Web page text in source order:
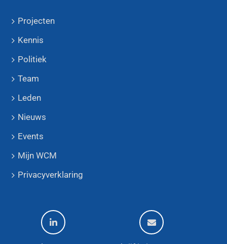
Projecten
Kennis
Politiek
Team
Leden
Nieuws
Events
Mijn WCM
Privacyverklaring